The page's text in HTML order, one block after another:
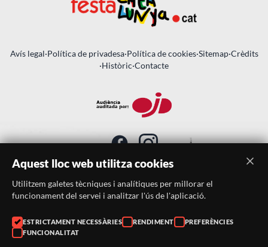
Avís legal·Política de privadesa·Política de cookies·Sitemap·Crèdits
·Històric·Contacte
SUBSCRIU-TE AL BUTLLETÍ
Telèfon:
938046359
Correu:
Aquest lloc web utilitza cookies
Utilitzem galetes tècniques i analítiques per millorar el
funcionament del servei i analitzar l'ús de l'aplicació.
ESTRICTAMENT NECESSÀRIES RENDIMENT
PREFERÈNCIES
FUNCIONALITAT